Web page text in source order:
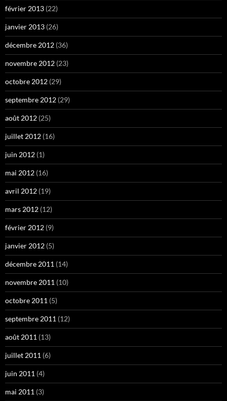
février 2013 (22)
janvier 2013 (26)
décembre 2012 (36)
novembre 2012 (23)
octobre 2012 (29)
septembre 2012 (29)
août 2012 (25)
juillet 2012 (16)
juin 2012 (1)
mai 2012 (16)
avril 2012 (19)
mars 2012 (12)
février 2012 (9)
janvier 2012 (5)
décembre 2011 (14)
novembre 2011 (10)
octobre 2011 (5)
septembre 2011 (12)
août 2011 (13)
juillet 2011 (6)
juin 2011 (4)
mai 2011 (3)